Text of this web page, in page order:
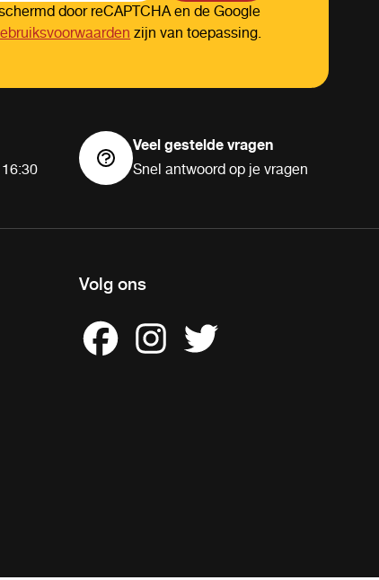
door reCAPTCHA en de Google
zijn van toepassing.
Veel gestelde vragen
Snel antwoord op je vragen
Volg ons